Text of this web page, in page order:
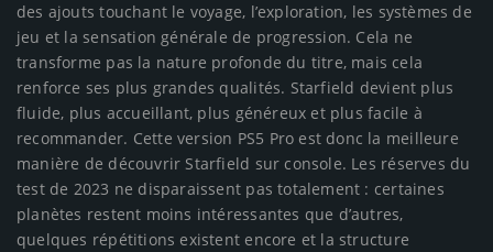
des ajouts touchant le voyage, l’exploration, les systèmes de
jeu et la sensation générale de progression. Cela ne
transforme pas la nature profonde du titre, mais cela
renforce ses plus grandes qualités. Starfield devient plus
fluide, plus accueillant, plus généreux et plus facile à
recommander. Cette version PS5 Pro est donc la meilleure
manière de découvrir Starfield sur console. Les réserves du
test de 2023 ne disparaissent pas totalement : certaines
planètes restent moins intéressantes que d’autres,
quelques répétitions existent encore et la structure